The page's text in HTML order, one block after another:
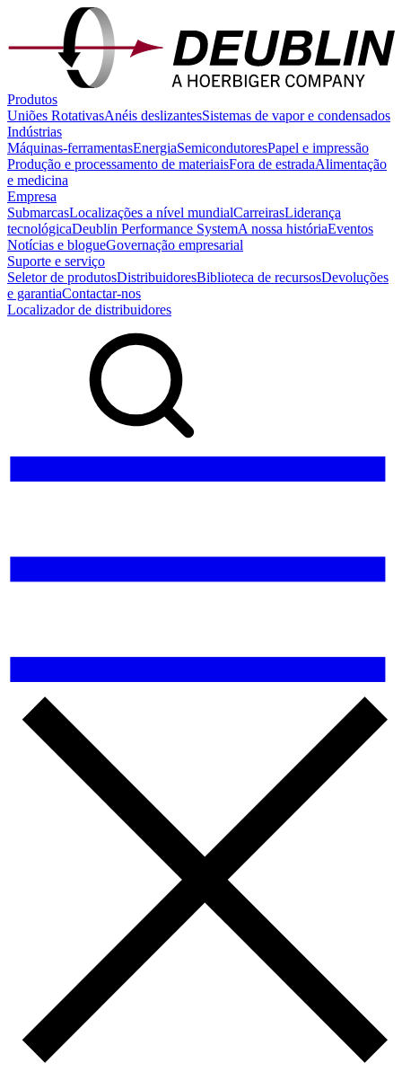
Produtos
Uniões RotativasAnéis deslizantesSistemas de vapor e condensados
Indústrias
Máquinas-ferramentasEnergiaSemicondutoresPapel e impressão
Produção e processamento de materiaisFora de estradaAlimentação
e medicina
Empresa
SubmarcasLocalizações a nível mundialCarreirasLiderança
tecnológicaDeublin Performance SystemA nossa históriaEventos
Notícias e blogueGovernação empresarial
Suporte e serviço
Seletor de produtosDistribuidoresBiblioteca de recursosDevoluções
e garantiaContactar-nos
Localizador de distribuidores